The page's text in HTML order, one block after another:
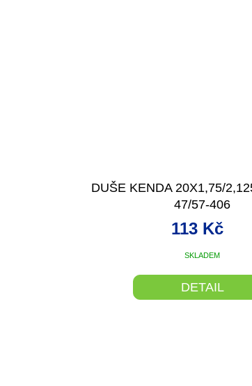
DUŠE KENDA 20X1,75/
47/57-406
SKLADEM
113 Kč
DETAIL